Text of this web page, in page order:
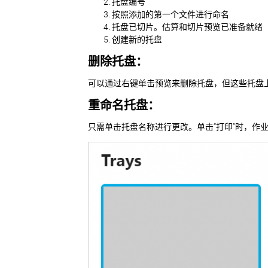
按照添加的第一个文件进行命名
托盘已切片。估算和切片预览已准备就绪
创建新的托盘
删除托盘：
可以通过右键单击预览来删除托盘，但这些托
重命名托盘：
只需单击托盘名称进行更改。单击“打印”时，作